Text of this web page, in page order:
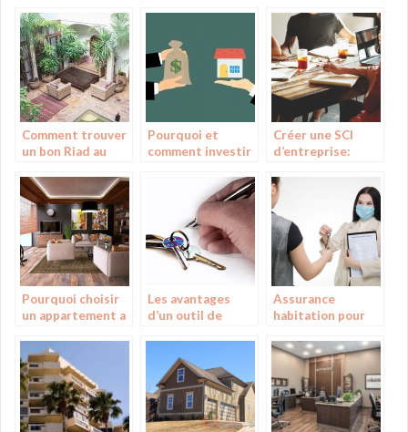
indispensable ?
d’un photographe
immobilier ?
Comment trouver
un bon Riad au
Pourquoi et
comment investir
Créer une SCI
d’entreprise:
comment ?
Pourquoi choisir
un appartement a
Les avantages
d’un outil de
Assurance
habitation pour
pourquoi y
souscrire ?